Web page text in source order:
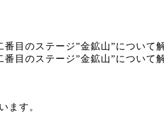
番目のステージ”金鉱山”につ
番目のステージ”金鉱山”につ
ます。